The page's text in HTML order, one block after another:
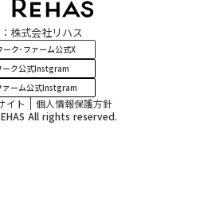
株式会社リハス
ーク･ファーム公式X
ーク公式Instgram
ァーム公式Instgram
イト
個人情報保護方針
All rights reserved.